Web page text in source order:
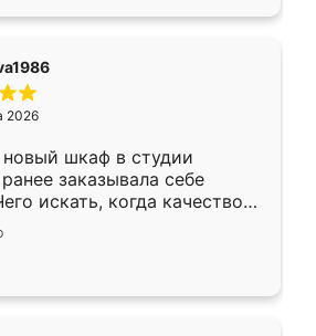
2026
новый шкаф в студии
заказывала себе
искать, когда качеством
Служит кухня уже почти
нет.